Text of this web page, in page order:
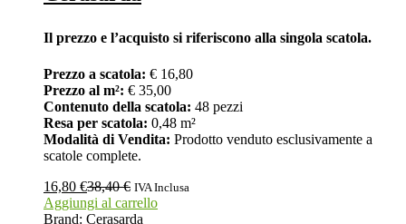
Il prezzo e l’acquisto si riferiscono alla singola scatola.
Prezzo a scatola: € 16,80
Prezzo al m²: € 35,00
Contenuto della scatola: 48 pezzi
Resa per scatola: 0,48 m²
Modalità di Vendita: Prodotto venduto esclusivamente a
scatole complete.
16,80 €38,40€ IVA Inclusa
Aggiungi al carrello
Brand: Cerasarda